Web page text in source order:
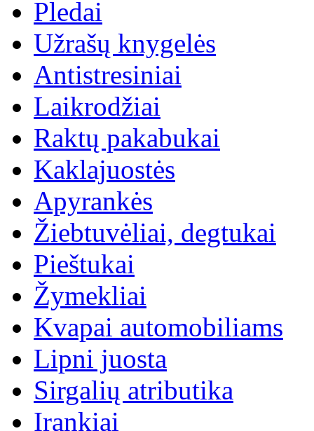
Pledai
Užrašų knygelės
Antistresiniai
Laikrodžiai
Raktų pakabukai
Kaklajuostės
Apyrankės
Žiebtuvėliai, degtukai
Pieštukai
Žymekliai
Kvapai automobiliams
Lipni juosta
Sirgalių atributika
Įrankiai